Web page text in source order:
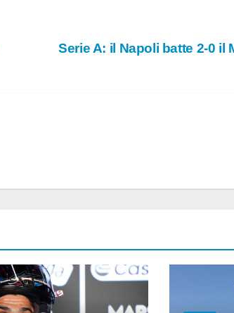
Serie A: il Napoli batte 2-0 il